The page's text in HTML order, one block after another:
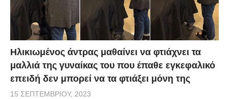
Ηλικιωμένος άντρας μαθαίνει να φτιάχνει τα
μαλλιά της γυναίκας του που έπαθε εγκεφαλικό
επειδή δεν μπορεί να τα φτιάξει μόνη της
15 ΣΕΠΤΕΜΒΡΊΟΥ, 2023